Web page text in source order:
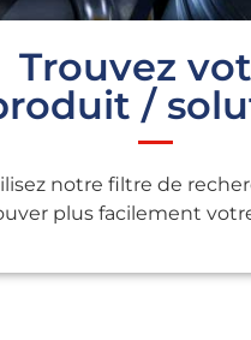
Trouvez
/
notre filtre de
plus facilement